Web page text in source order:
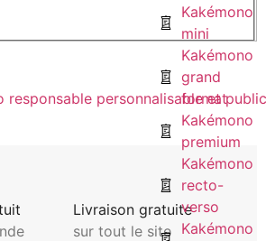
Kakémono
mini
Kakémono
grand
format
Kakémono
premium
Kakémono
recto-
verso
Kakémono
Livraison gratuite
sur tout le site